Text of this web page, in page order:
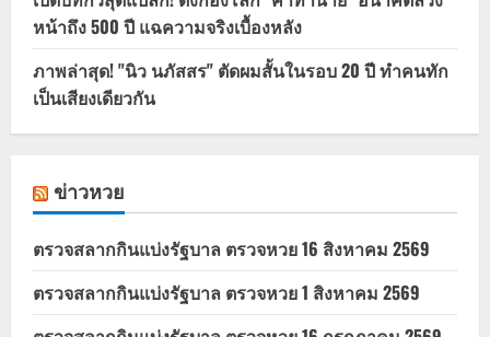
หน้าถึง 500 ปี แฉความจริงเบื้องหลัง
ภาพล่าสุด! "นิว นภัสสร" ตัดผมสั้นในรอบ 20 ปี ทำคนทัก
เป็นเสียงเดียวกัน
ข่าวหวย
ตรวจสลากกินแบ่งรัฐบาล ตรวจหวย 16 สิงหาคม 2569
ตรวจสลากกินแบ่งรัฐบาล ตรวจหวย 1 สิงหาคม 2569